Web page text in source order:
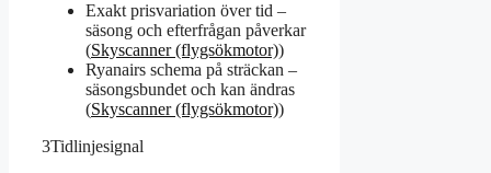
Exakt prisvariation över tid –
säsong och efterfrågan påverkar
(Skyscanner (flygsökmotor))
Ryanairs schema på sträckan –
säsongsbundet och kan ändras
(Skyscanner (flygsökmotor))
3Tidlinjesignal